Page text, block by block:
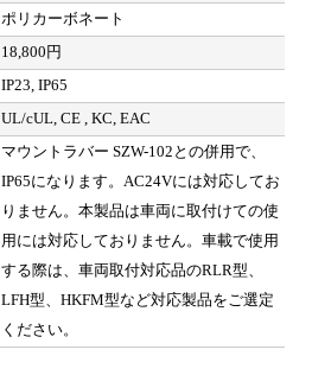
ポリカーボネート
18,800円
IP23, IP65
UL/cUL, CE , KC, EAC
マウントラバー SZW-102との併用で、
IP65になります。AC24Vには対応してお
りません。本製品は車両に取付けての使
用には対応しておりません。車載で使用
する際は、車両取付対応品のRLR型、
LFH型、HKFM型など対応製品をご選定
ください。